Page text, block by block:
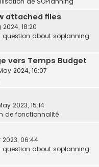
attached files
18:20
about soplanning
vers Temps Budget
2024, 16:07
2023, 15:14
de fonctionnalité
2023, 06:44
about soplanning